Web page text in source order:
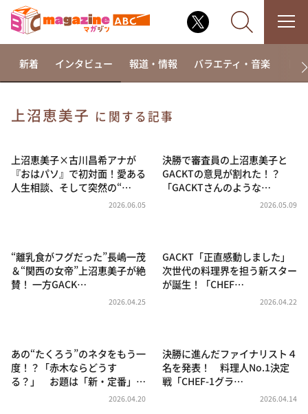
相席食堂
これ余談なんですけど・・・
～人生密着トークバラエティ！～ やすとものいたっ
news おかえり
河合＆A.B.C-Z塚田×福井アナ「なんでやねん！？」
（news おかえり）
朝だ！生です旅サラダ
教えて！ニュースライブ 正義のミカタ
新着 インタビュー 報道・情報 バラエティ・音楽 ド
上沼恵美子 に関する記事
上沼恵美子×古川昌希アナが
『おはパソ』で初対面！愛ある
人生相談、そして突然の“…
2026.06.05
決勝で審査員の上沼恵美子と
GACKTの意見が割れた！？
「GACKTさんのような…
2026.05.09
“離乳食がフグだった”長嶋一茂
＆“関西の女帝”上沼恵美子が絶
賛！ 一方GACK…
2026.04.25
GACKT「正直感動しました」
次世代の料理界を担う新スター
が誕生！「CHEF…
2026.04.22
あの“たくろう”のネタをもう一
度！？「赤木ならどうす
る？」 お題は「新・定番」…
2026.04.20
決勝に進んだファイナリスト４
名を発表！ 料理人No.1決定
戦「CHEF-1グラ…
2026.04.14